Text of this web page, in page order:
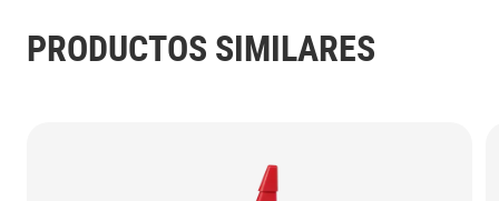
PRODUCTOS SIMILARES